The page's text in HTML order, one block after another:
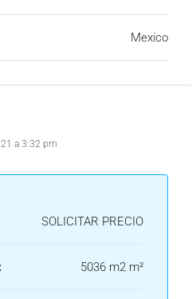
Mexico
a 3:32 pm
SOLICITAR PRECIO
5036 m2 m²